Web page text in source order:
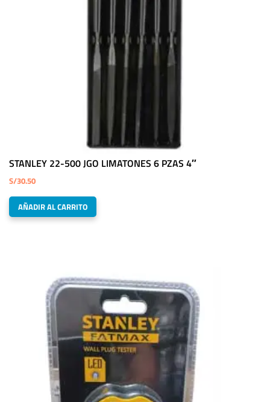
STANLEY 22-500 JGO LIMATONES 6 PZAS 4″
S/30.50
AÑADIR AL CARRITO